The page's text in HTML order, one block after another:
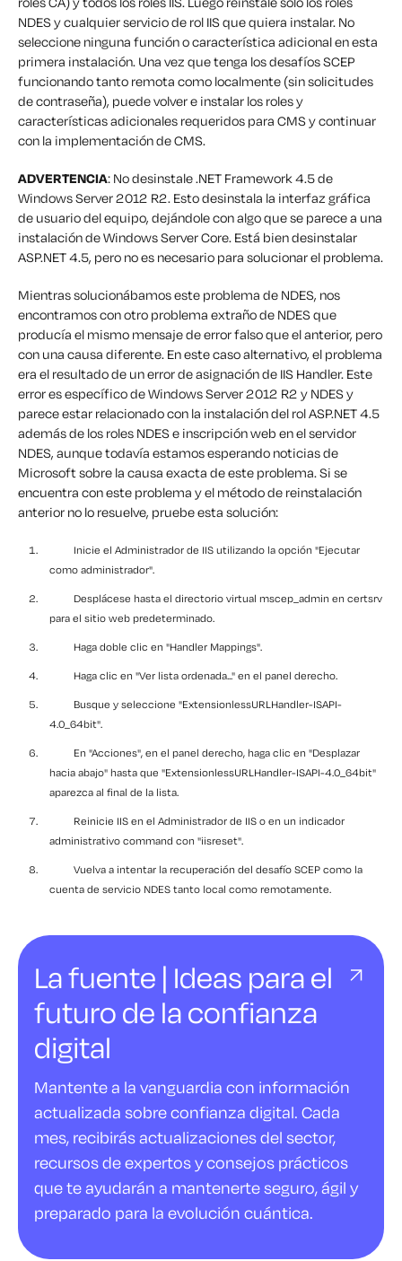
NDES y cualquier servicio de rol IIS que quiera instalar. No
seleccione ninguna función o característica adicional en esta
primera instalación. Una vez que tenga los desafíos SCEP
funcionando tanto remota como localmente (sin solicitudes
de contraseña), puede volver e instalar los roles y
características adicionales requeridos para CMS y continuar
con la implementación de CMS.
ADVERTENCIA: No desinstale .NET Framework 4.5 de
Windows Server 2012 R2. Esto desinstala la interfaz gráfica
de usuario del equipo, dejándole con algo que se parece a una
instalación de Windows Server Core. Está bien desinstalar
ASP.NET 4.5, pero no es necesario para solucionar el problema.
Mientras solucionábamos este problema de NDES, nos
encontramos con otro problema extraño de NDES que
producía el mismo mensaje de error falso que el anterior, pero
con una causa diferente. En este caso alternativo, el problema
era el resultado de un error de asignación de IIS Handler. Este
error es específico de Windows Server 2012 R2 y NDES y
parece estar relacionado con la instalación del rol ASP.NET 4.5
además de los roles NDES e inscripción web en el servidor
NDES, aunque todavía estamos esperando noticias de
Microsoft sobre la causa exacta de este problema. Si se
encuentra con este problema y el método de reinstalación
anterior no lo resuelve, pruebe esta solución:
Inicie el Administrador de IIS utilizando la opción "Ejecutar
como administrador".
Desplácese hasta el directorio virtual mscep_admin en certsrv
para el sitio web predeterminado.
Haga doble clic en "Handler Mappings".
Haga clic en "Ver lista ordenada..." en el panel derecho.
Busque y seleccione "ExtensionlessURLHandler-ISAPI-
4.0_64bit".
En "Acciones", en el panel derecho, haga clic en "Desplazar
hacia abajo" hasta que "ExtensionlessURLHandler-ISAPI-4.0_64bit"
aparezca al final de la lista.
Reinicie IIS en el Administrador de IIS o en un indicador
administrativo command con "iisreset".
Vuelva a intentar la recuperación del desafío SCEP como la
cuenta de servicio NDES tanto local como remotamente.
La fuente | Ideas para el
futuro de la confianza
digital
Mantente a la vanguardia con información
actualizada sobre confianza digital. Cada
mes, recibirás actualizaciones del sector,
recursos de expertos y consejos prácticos
que te ayudarán a mantenerte seguro, ágil y
preparado para la evolución cuántica.